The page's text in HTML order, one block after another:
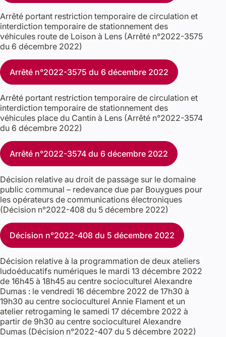
Arrêté portant restriction temporaire de circulation et
interdiction temporaire de stationnement des
véhicules route de Loison à Lens (Arrêté n°2022-3575
du 6 décembre 2022)
Arrêté n°2022-3575 du 6 décembre 2022
Arrêté portant restriction temporaire de circulation et
interdiction temporaire de stationnement des
véhicules place du Cantin à Lens (Arrêté n°2022-3574
du 6 décembre 2022)
Arrêté n°2022-3574 du 6 décembre 2022
Décision relative au droit de passage sur le domaine
public communal – redevance due par Bouygues pour
les opérateurs de communications électroniques
(Décision n°2022-408 du 5 décembre 2022)
Décision n°2022-408 du 5 décembre 2022
Décision relative à la programmation de deux ateliers
ludoéducatifs numériques le mardi 13 décembre 2022
de 16h45 à 18h45 au centre socioculturel Alexandre
Dumas : le vendredi 16 décembre 2022 de 17h30 à
19h30 au centre socioculturel Annie Flament et un
atelier retrogaming le samedi 17 décembre 2022 à
partir de 9h30 au centre socioculturel Alexandre
Dumas (Décision n°2022-407 du 5 décembre 2022)